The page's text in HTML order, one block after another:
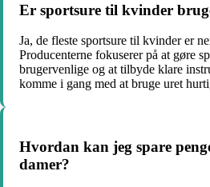
Er sportsure til kvinder
Ja, de fleste sportsure til kvinder er
Producenterne fokuserer på at gøre
brugervenlige og at tilbyde klare
komme i gang med at bruge uret
Hvordan kan jeg spare
damer?